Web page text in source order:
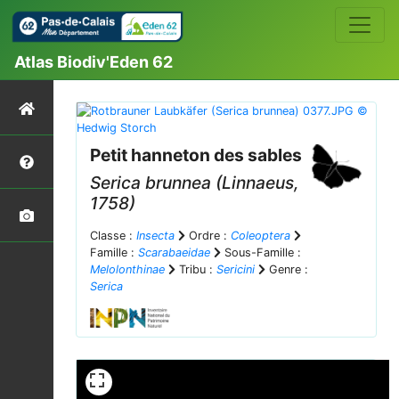
Atlas Biodiv'Eden 62
Petit hanneton des sables
Serica brunnea (Linnaeus,
1758)
Classe : Insecta Ordre : Coleoptera
Famille : Scarabaeidae
Sous-Famille :
Melolonthinae
Tribu : Sericini
Genre :
Serica